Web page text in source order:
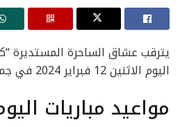
يترقب عشاق الساحرة المستديرة
اليوم الاثنين 12 فبراير 2024 في جميع الدوريات حول العالم.
مواعيد مباريات